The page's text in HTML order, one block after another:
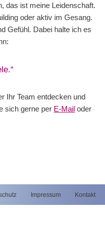
das ist meine Leidenschaft.
oder aktiv im Gesang.
Gefühl. Dabei halte ich es
Ihr Team entdecken und
sich gerne per E-Mail oder
Impressum Kontakt